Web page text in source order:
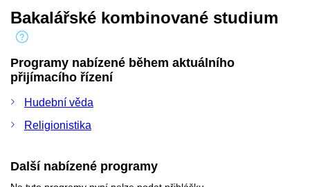
Bakalářské kombinované studium
Programy nabízené během aktuálního
přijímacího řízení
Hudební věda
Religionistika
Další nabízené programy